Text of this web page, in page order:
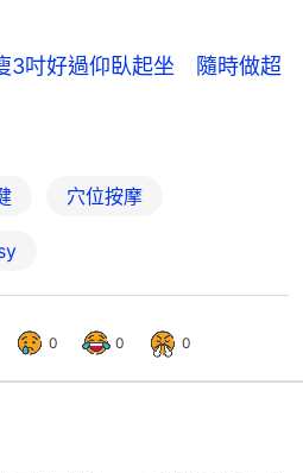
3吋好過仰臥起坐 隨時做超
穴位按摩
0 0 0